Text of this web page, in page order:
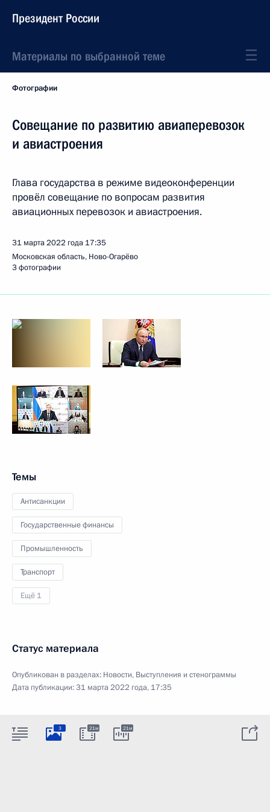
Президент России
Материалы по выбранной теме
Фотографии
Совещание по развитию авиаперевозок
и авиастроения
Глава государства в режиме видеоконференции
провёл совещание по вопросам развития
авиационных перевозок и авиастроения.
31 марта 2022 года 17:35
Московская область, Ново-Огарёво
3 фотографии
Темы
Антисанкции
Государственные финансы
Промышленность
Транспорт
Ещё 1
Статус материала
Опубликован в разделах: Новости, Выступления и стенограммы
Дата публикации:31 марта 2022 года, 17:35
3 21м 21м